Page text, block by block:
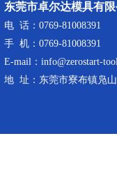
东莞市卓尔达模具有
电 话：0769-81008391
手 机：0769-81008391
E-mail：info@zerostart-
地 址：东莞市寮布镇凫